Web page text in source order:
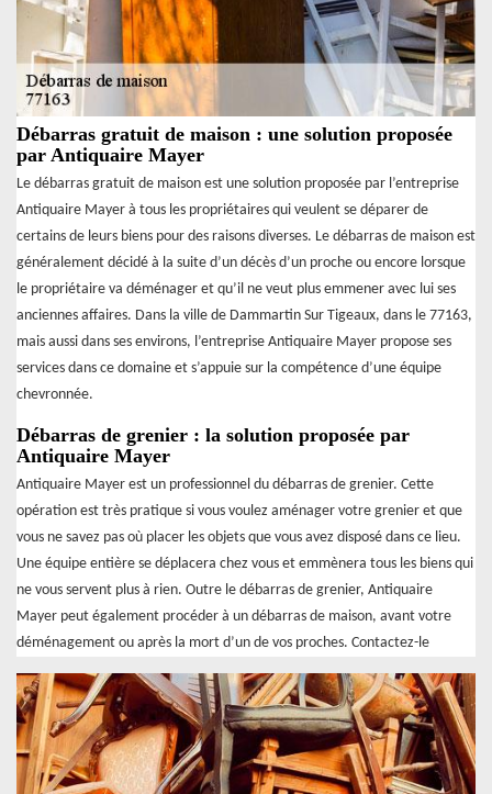
Débarras gratuit de maison : une solution proposée
par Antiquaire Mayer
Le débarras gratuit de maison est une solution proposée par l’entreprise
Antiquaire Mayer à tous les propriétaires qui veulent se déparer de
certains de leurs biens pour des raisons diverses. Le débarras de maison est
généralement décidé à la suite d’un décès d’un proche ou encore lorsque
le propriétaire va déménager et qu’il ne veut plus emmener avec lui ses
anciennes affaires. Dans la ville de Dammartin Sur Tigeaux, dans le 77163,
mais aussi dans ses environs, l’entreprise Antiquaire Mayer propose ses
services dans ce domaine et s’appuie sur la compétence d’une équipe
chevronnée.
Débarras de grenier : la solution proposée par
Antiquaire Mayer
Antiquaire Mayer est un professionnel du débarras de grenier. Cette
opération est très pratique si vous voulez aménager votre grenier et que
vous ne savez pas où placer les objets que vous avez disposé dans ce lieu.
Une équipe entière se déplacera chez vous et emmènera tous les biens qui
ne vous servent plus à rien. Outre le débarras de grenier, Antiquaire
Mayer peut également procéder à un débarras de maison, avant votre
déménagement ou après la mort d’un de vos proches. Contactez-le